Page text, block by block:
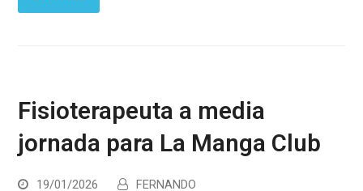
Fisioterapeuta a media
jornada para La Manga Club
19/01/2026 FERNANDO